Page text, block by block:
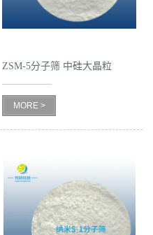
ZSM-5分子筛 中硅大晶粒
ZSM-5分子筛
MORE >